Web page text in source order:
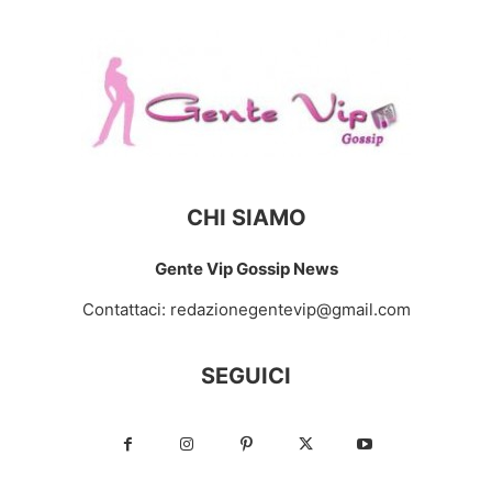
CHI SIAMO
Gente Vip Gossip News
Contattaci: redazionegentevip@gmail.com
SEGUICI